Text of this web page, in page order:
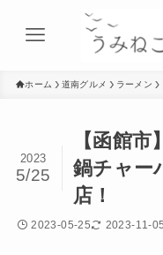
ホーム 道南グルメ ラーメン
【函館
鍋チャー
店！
2023
5/25
2023-05-25 2023-11-05